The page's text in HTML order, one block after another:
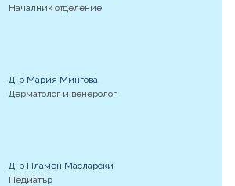
Началник отделение
Д-р Мария Мингова
Дерматолог и венеролог
Д-р Пламен Масларски
Педиатър